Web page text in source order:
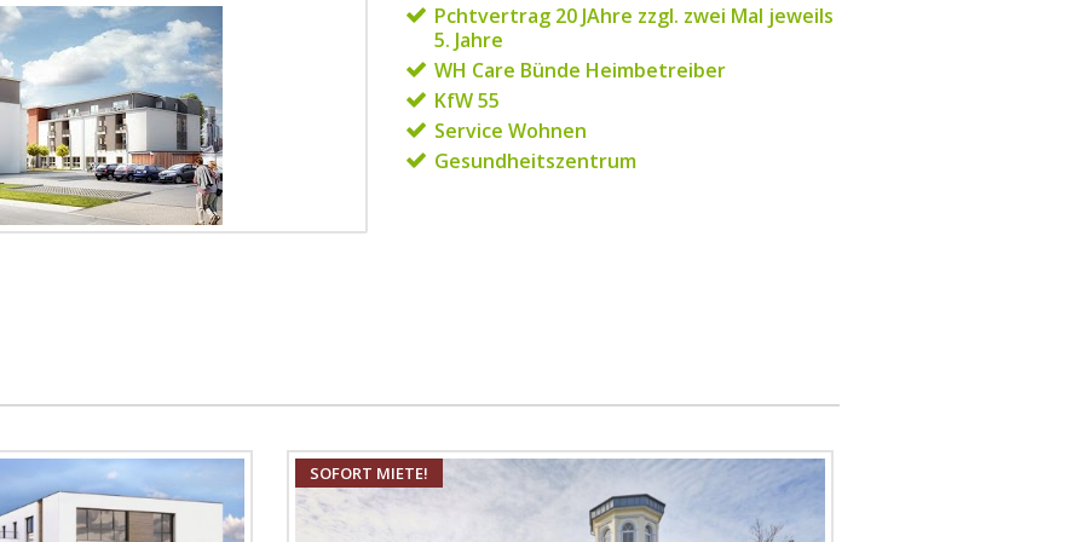
Pchtvertrag 20 JAhre zzgl. zwei Mal jeweils
5. Jahre
WH Care Bünde Heimbetreiber
KfW 55
Service Wohnen
Gesundheitszentrum
SOFORT MIETE!